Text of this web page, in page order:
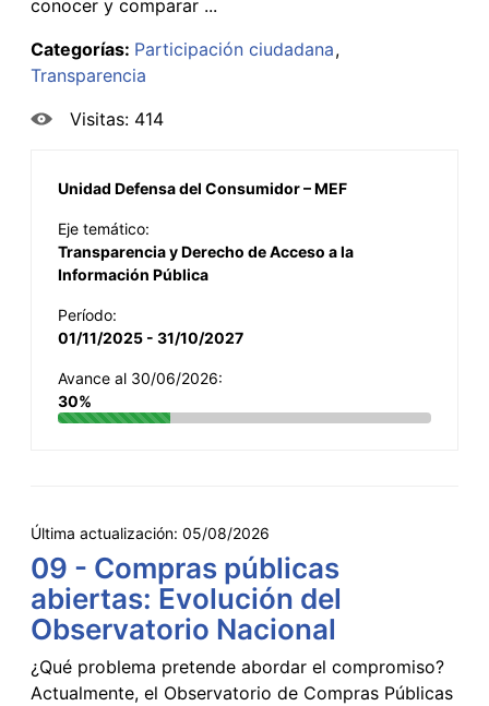
conocer y comparar ...
Categorías: Participación ciudadana
Transparencia
Visitas: 414
Unidad Defensa del Consumidor – MEF
Eje temático:
Transparencia y Derecho de Acceso a la
Información Pública
Período:
01/11/2025 - 31/10/2027
Avance al 30/06/2026:
30%
Última actualización: 05/08/2026
09 - Compras públicas
abiertas: Evolución del
Observatorio Nacional
¿Qué problema pretende abordar el compromiso?
Actualmente, el Observatorio de Compras Públicas